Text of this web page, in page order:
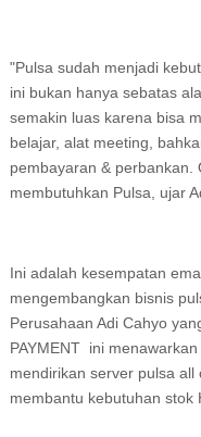
"Pulsa sudah menjadi
ini bukan hanya sebatas
semakin luas karena bisa
belajar, alat meeting,
pembayaran & perbankan.
membutuhkan Pulsa, ujar
Ini adalah kesempatan
mengembangkan bisnis
Perusahaan Adi Cahyo
PAYMENT ini
mendirikan server pulsa
membantu kebutuhan stok